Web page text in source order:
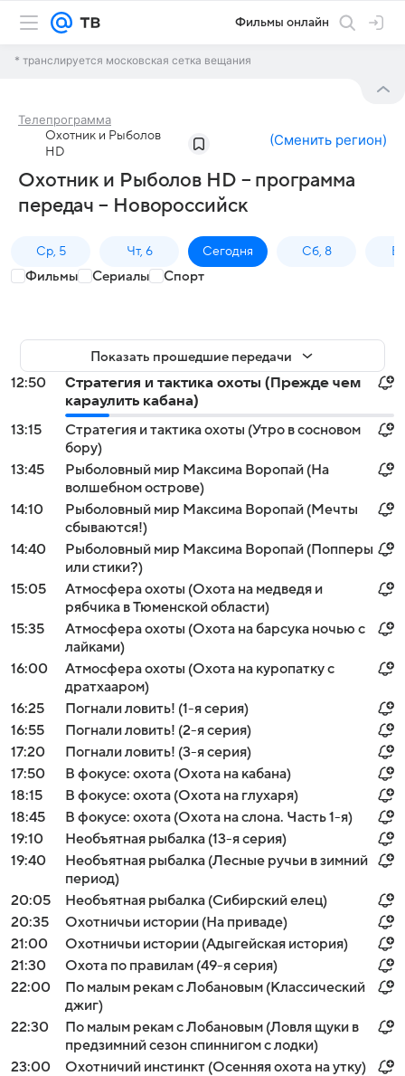
Фильмы онлайн
* транслируется московская сетка вещания
Телепрограмма
Охотник и Рыболов
HD
(Сменить регион)
Охотник и Рыболов HD – программа
передач – Новороссийск
Ср, 5 Чт, 6 Сегодня Сб, 8
Фильмы Сериалы Спорт
Показать прошедшие передачи
12:50
Стратегия и тактика охоты (Прежде чем
караулить кабана)
13:15
Стратегия и тактика охоты (Утро в сосновом
бору)
13:45
Рыболовный мир Максима Воропай (На
волшебном острове)
14:10
Рыболовный мир Максима Воропай (Мечты
сбываются!)
14:40
Рыболовный мир Максима Воропай (Попперы
или стики?)
15:05
Атмосфера охоты (Охота на медведя и
рябчика в Тюменской области)
15:35
Атмосфера охоты (Охота на барсука ночью с
лайками)
16:00
Атмосфера охоты (Охота на куропатку с
дратхааром)
16:25
Погнали ловить! (1-я серия)
16:55
Погнали ловить! (2-я серия)
17:20
Погнали ловить! (3-я серия)
17:50
В фокусе: охота (Охота на кабана)
18:15
В фокусе: охота (Охота на глухаря)
18:45
В фокусе: охота (Охота на слона. Часть 1-я)
19:10
Необъятная рыбалка (13-я серия)
19:40
Необъятная рыбалка (Лесные ручьи в зимний
период)
20:05
Необъятная рыбалка (Сибирский елец)
20:35
Охотничьи истории (На приваде)
21:00
Охотничьи истории (Адыгейская история)
21:30
Охота по правилам (49-я серия)
22:00
По малым рекам с Лобановым (Классический
джиг)
22:30
По малым рекам с Лобановым (Ловля щуки в
предзимний сезон спиннигом с лодки)
23:00
Охотничий инстинкт (Осенняя охота на утку)